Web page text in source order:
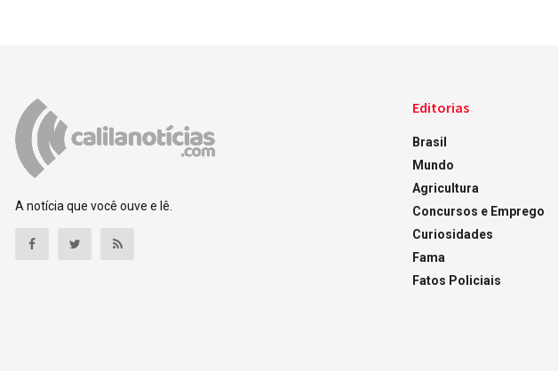
A notícia que você ouve e lê.
Editorias
Brasil
Mundo
Agricultura
Concursos e Emprego
Curiosidades
Fama
Fatos Policiais